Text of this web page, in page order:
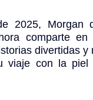
2025, Morgan
comparte en
divertidas
viaje con la piel